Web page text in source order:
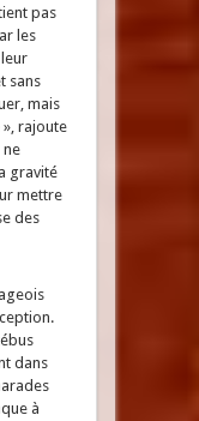
pas
les
sans
mais
rajoute
ne
gravité
mettre
des
dans
à